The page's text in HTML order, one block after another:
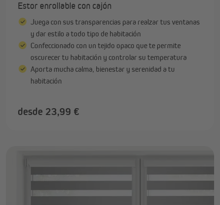
Estor enrollable con cajón
Juega con sus transparencias para realzar tus ventanas
y dar estilo a todo tipo de habitación
Confeccionado con un tejido opaco que te permite
oscurecer tu habitación y controlar su temperatura
Aporta mucha calma, bienestar y serenidad a tu
habitación
desde 23,99 €